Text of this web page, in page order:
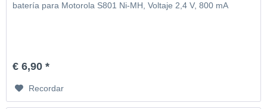
batería para Motorola S801 Ni-MH, Voltaje 2,4 V, 800 mA
€ 6,90 *
Recordar